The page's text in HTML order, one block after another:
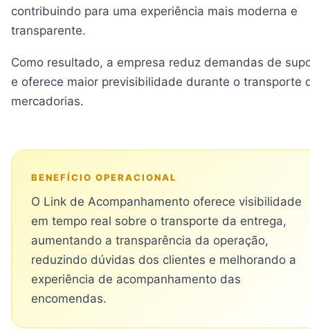
contribuindo para uma experiência mais moderna e
transparente.
Como resultado, a empresa reduz demandas de
e oferece maior previsibilidade durante o transporte
mercadorias.
BENEFÍCIO OPERACIONAL
O Link de Acompanhamento oferece visibilidade
em tempo real sobre o transporte da entrega,
aumentando a transparência da operação,
reduzindo dúvidas dos clientes e melhorando a
experiência de acompanhamento das
encomendas.